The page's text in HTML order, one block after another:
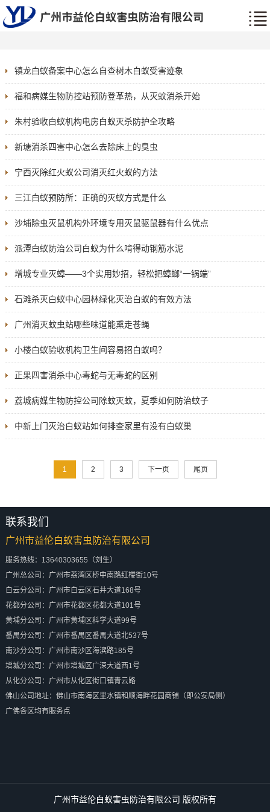
镇龙白蚁备案中心怎么自查树木白蚁受害迹象
福和病媒生物防控站预防登革热，从灭蚊消杀开始
朱村验收白蚁机构电房白蚁灭杀防护全攻略
新塘消杀四害中心怎么去除床上的臭虫
宁西灭除红火蚁公司消灭红火蚁的方法
三江白蚁预防所：正确的灭蚁方式是什么
沙埔除虫灭鼠机构外环境专用灭鼠驱鼠器有什么优点
派潭白蚁防治公司白蚁为什么啃得动钢筋水泥
增城专业灭蟑——3个实用妙招，轻松把蟑螂“一锅端”
石滩杀灭白蚁中心园林绿化灭治白蚁的有效方法
广州消灭蚊虫站哪些味道能熏走苍蝇
小楼白蚁验收机构卫生间容易招白蚁吗？
正果四害消杀中心毒蛇与无毒蛇的区别
荔城病媒生物防控公司除蚊灭蚊，夏季如何防治蚊子
中新上门灭治白蚁站如何排查家里有没有白蚁巢
1 2 3 下一页 尾页
联系我们
广州市益伦白蚁害虫防治有限公司
服务热线：13640303655（刘生）
广州总公司：广州市荔湾区桥中南路红楼街10号
白云分公司：广州市白云区石井大道168号
花都分公司：广州市花都区花都大道101号
黄埔分公司：广州市黄埔区科学大道99号
番禺分公司：广州市番禺区番禺大道北537号
南沙分公司：广州市南沙区海滨路185号
增城分公司：广州市增城区广深大道西1号
从化分公司：广州市从化区街口镇青云路
佛山公司地址：佛山市南海区里水镇和顺海畔花园商铺（即公安局侧）
广佛各区均有服务点
广州市益伦白蚁害虫防治有限公司 版权所有